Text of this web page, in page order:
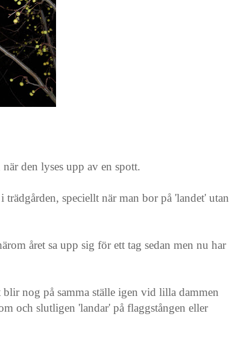
den lyses upp av en spott.
speciellt när man bor på 'landet' utan
året sa upp sig för ett tag sedan men nu har
nog på samma ställe igen vid lilla dammen
och slutligen 'landar' på flaggstången eller